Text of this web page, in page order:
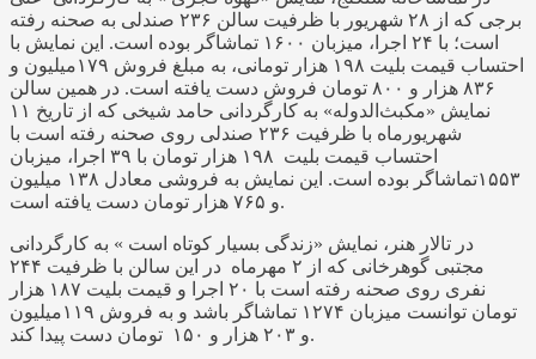
برجی که از ۲۸ شهریور با ظرفیت سالن ۲۳۶ صندلی به صحنه رفته
است؛ با ۲۴ اجرا، میزبان ۱۶۰۰ تماشاگر بوده است. این نمایش با
احتساب قیمت بلیت ۱۹۸ هزار تومانی، به مبلغ فروش ۱۷۹میلیون و
۸۳۶ هزار و ۸۰۰ تومان فروش دست یافته است. در همین سالن
نمایش «مکبث‌الدوله» به کارگردانی حامد شیخی که از تاریخ ۱۱
شهریورماه با ظرفیت ۲۳۶ صندلی روی صحنه رفته است با
احتساب قیمت بلیت ۱۹۸ هزار تومان با ۳۹ اجرا، میزبان
۱۵۵۳تماشاگر بوده است. این نمایش به فروشی معادل ۱۳۸ میلیون
و ۷۶۵ هزار تومان دست یافته است.
در تالار هنر، نمایش «زندگی بسیار کوتاه است » به کارگردانی
مجتبی گوهرخانی که از ۲ مهرماه در این سالن با ظرفیت ۲۴۴
نفری روی صحنه رفته است با ۲۰ اجرا و قیمت بلیت ۱۸۷ هزار
تومان توانست میزبان ۱۲۷۴ تماشاگر باشد و به فروش ۱۱۹میلیون
و ۲۰۳ هزار و ۱۵۰ تومان دست پیدا کند.